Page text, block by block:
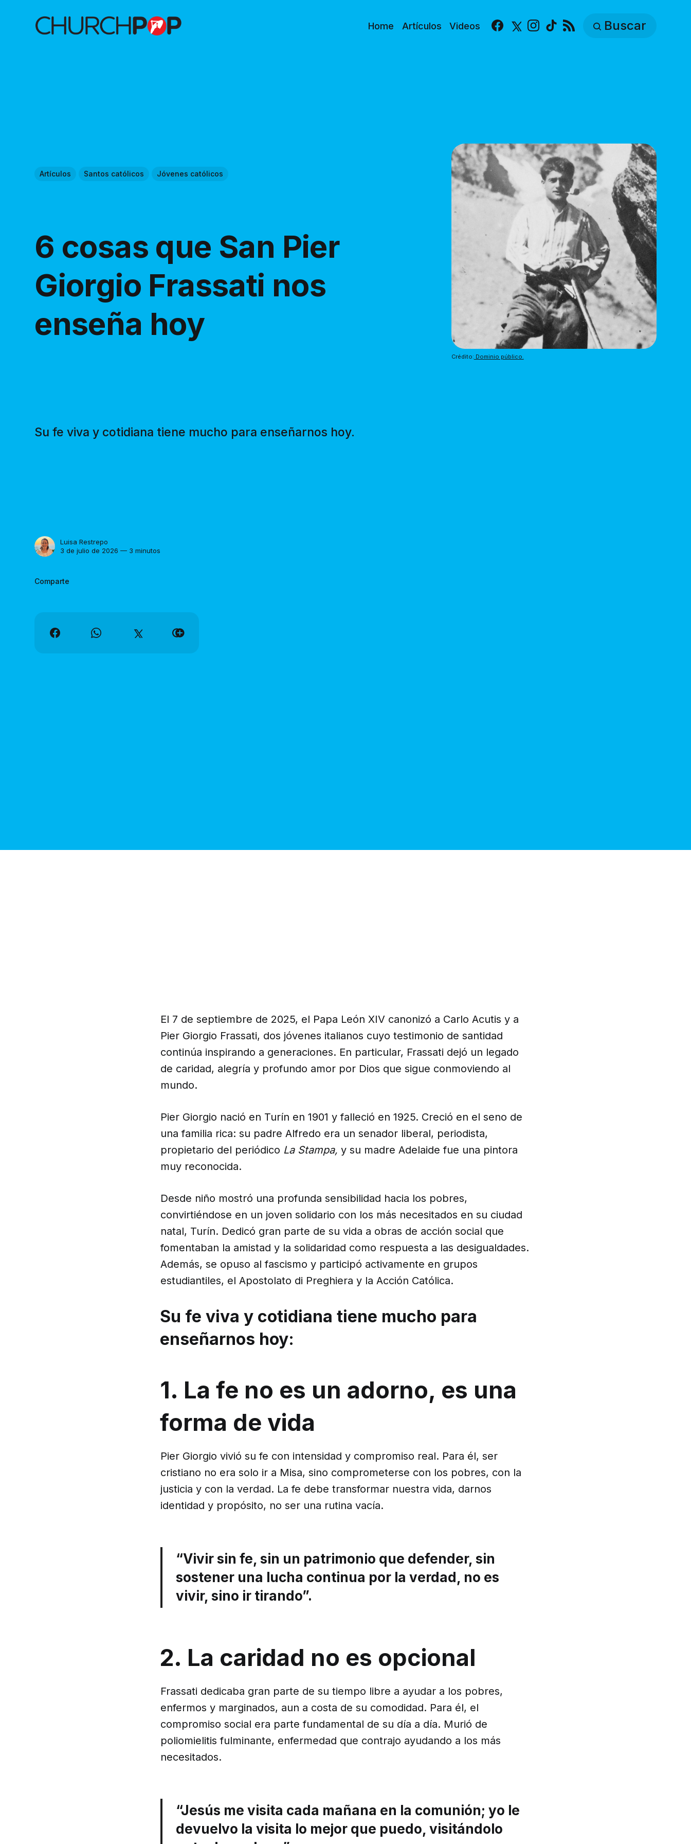
Home Artículos Videos Facebook
X Instagram
TikTok Buscar
Artículos Santos católicos Jóvenes católicos
6 cosas que San Pier
Giorgio Frassati nos
enseña hoy
Su fe viva y cotidiana tiene mucho para enseñarnos hoy.
Luisa Restrepo
3 de julio de 2026 — 3 minutos
Comparte
Crédito: Dominio público.
El 7 de septiembre de 2025, el Papa León XIV canonizó a Carlo Acutis y a
Pier Giorgio Frassati, dos jóvenes italianos cuyo testimonio de santidad
continúa inspirando a generaciones. En particular, Frassati dejó un legado
de caridad, alegría y profundo amor por Dios que sigue conmoviendo al
mundo.
Pier Giorgio nació en Turín en 1901 y falleció en 1925. Creció en el seno de
una familia rica: su padre Alfredo era un senador liberal, periodista,
propietario del periódico La Stampa, y su madre Adelaide fue una pintora
muy reconocida.
Desde niño mostró una profunda sensibilidad hacia los pobres,
convirtiéndose en un joven solidario con los más necesitados en su ciudad
natal, Turín. Dedicó gran parte de su vida a obras de acción social que
fomentaban la amistad y la solidaridad como respuesta a las desigualdades.
Además, se opuso al fascismo y participó activamente en grupos
estudiantiles, el Apostolato di Preghiera y la Acción Católica.
Su fe viva y cotidiana tiene mucho para
enseñarnos hoy:
1. La fe no es un adorno, es una
forma de vida
Pier Giorgio vivió su fe con intensidad y compromiso real. Para él, ser
cristiano no era solo ir a Misa, sino comprometerse con los pobres, con la
justicia y con la verdad. La fe debe transformar nuestra vida, darnos
identidad y propósito, no ser una rutina vacía.
“Vivir sin fe, sin un patrimonio que defender, sin
sostener una lucha continua por la verdad, no es
vivir, sino ir tirando”.
2. La caridad no es opcional
Frassati dedicaba gran parte de su tiempo libre a ayudar a los pobres,
enfermos y marginados, aun a costa de su comodidad. Para él, el
compromiso social era parte fundamental de su día a día. Murió de
poliomielitis fulminante, enfermedad que contrajo ayudando a los más
necesitados.
“Jesús me visita cada mañana en la comunión; yo le
devuelvo la visita lo mejor que puedo, visitándolo